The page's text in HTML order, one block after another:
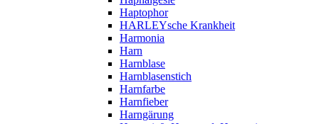
Haptophor
HARLEYsche Krankheit
Harmonia
Harn
Harnblase
Harnblasenstich
Harnfarbe
Harnfieber
Harngärung